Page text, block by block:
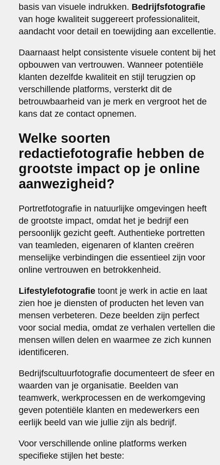
basis van visuele indrukken. Bedrijfsfotografie
van hoge kwaliteit suggereert professionaliteit,
aandacht voor detail en toewijding aan excellentie.
Daarnaast helpt consistente visuele content bij het
opbouwen van vertrouwen. Wanneer potentiële
klanten dezelfde kwaliteit en stijl terugzien op
verschillende platforms, versterkt dit de
betrouwbaarheid van je merk en vergroot het de
kans dat ze contact opnemen.
Welke soorten
redactiefotografie hebben de
grootste impact op je online
aanwezigheid?
Portretfotografie in natuurlijke omgevingen heeft
de grootste impact, omdat het je bedrijf een
persoonlijk gezicht geeft. Authentieke portretten
van teamleden, eigenaren of klanten creëren
menselijke verbindingen die essentieel zijn voor
online vertrouwen en betrokkenheid.
Lifestylefotografie toont je werk in actie en laat
zien hoe je diensten of producten het leven van
mensen verbeteren. Deze beelden zijn perfect
voor social media, omdat ze verhalen vertellen die
mensen willen delen en waarmee ze zich kunnen
identificeren.
Bedrijfscultuurfotografie documenteert de sfeer en
waarden van je organisatie. Beelden van
teamwerk, werkprocessen en de werkomgeving
geven potentiële klanten en medewerkers een
eerlijk beeld van wie jullie zijn als bedrijf.
Voor verschillende online platforms werken
specifieke stijlen het beste: